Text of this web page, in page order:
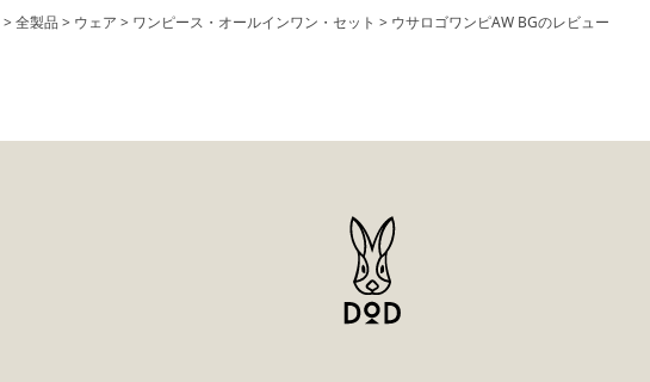
全製品 ウェア ワンピース・オールインワン・セット ウサロゴワンピAW BGのレビュー